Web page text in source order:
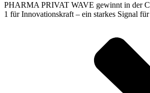
PHARMA PRIVAT WAVE gewinnt in der
1 für Innovationskraft – ein starkes Signal